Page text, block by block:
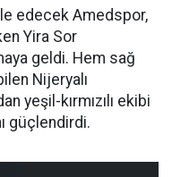
edecek Amedspor,
Yira Sor
geldi. Hem sağ
Nijeryalı
yeşil-kırmızılı ekibi
güçlendirdi.